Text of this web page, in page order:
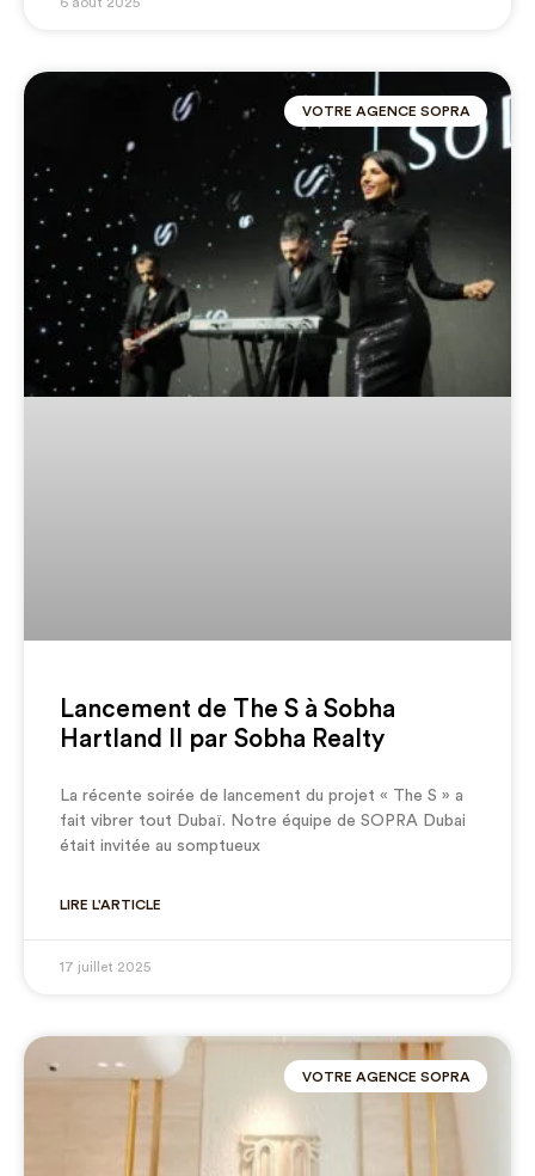
VOTRE AGENCE SOPRA
Lancement de The S à Sobha
Hartland II par Sobha Realty
La récente soirée de lancement du projet « The S » a
fait vibrer tout Dubaï. Notre équipe de SOPRA Dubai
était invitée au somptueux
LIRE L'ARTICLE
17 juillet 2025
VOTRE AGENCE SOPRA